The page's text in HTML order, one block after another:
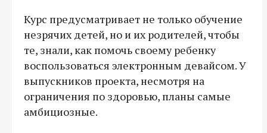
Курс предусматривает не только обучение
незрячих детей, но и их родителей, чтобы
те, знали, как помочь своему ребенку
воспользоваться электронным девайсом. У
выпускников проекта, несмотря на
ограничения по здоровью, планы самые
амбициозные.